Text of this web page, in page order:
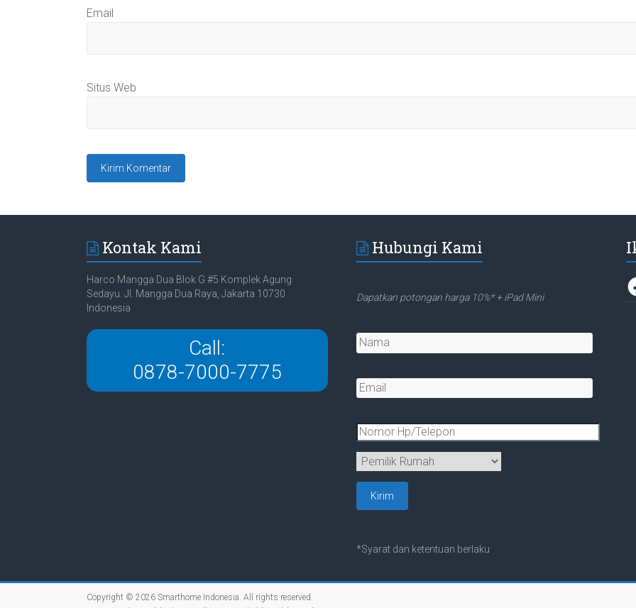
Email
Situs Web
Kontak Kami
Harco Mangga Dua Blok G #5 Komplek Agung
Sedayu. Jl. Mangga Dua Raya, Jakarta 10730
Indonesia
Call:
0878-7000-7775
Hubungi Kami
Dapatkan potongan harga 10%* + iPad Mini
*Syarat dan ketentuan berlaku
Copyright © 2026 Smarthome Indonesia. All rights reserved.